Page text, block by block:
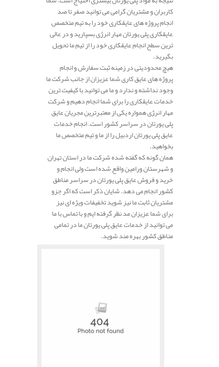
کاربران و مشتریان گرامی می توانید صفر تا صد
انجام پروژه های عایقکاری خود را به تیم متخصص
عایقکاری پلی یورتان مهار انرژی بسپارید و در عالی
ترین سطح انجام عایقکاری خود را از تیم ما تحویل
بگیرید.
هیچ محدودیتی در زمینه ثبت سفارش و انجام
پروژه های عایق کاری شما عزیزان از جانب شرکت ما
وجود نداشته و ندارد و ما می توانید با کیفیت ترین
خدمات عایقکاری را برای شما انجام دهیم و شرکت
مهار انرژی همواره یکی از معتبرترین مجریان عایق
پلی یورتان در سراسر کشور است. انجام خدمات
عایق پلی یورتان اردبیل را از ما و تیم متخصص ما
بخواهید.
همان گونه که گفته شده شرکت ما در استان تهران
و شهرستان ورامین واقع شده است ولی انجام و
خرید و فروش عایق پلی یورتان در سراسر مناطق
کشور انجام می دهد. شایان ذکر است که اگر جزو
مشتریان ثابت ما نیز شوید تخفیفات ویژه ای نیز
برای شما عزیزان مد نظر گرفته ایم و با تماس با ما
می توانید از خدمات عایق پلی یورتان ما در تمامی
مناطق کشور بهره مند شوید.